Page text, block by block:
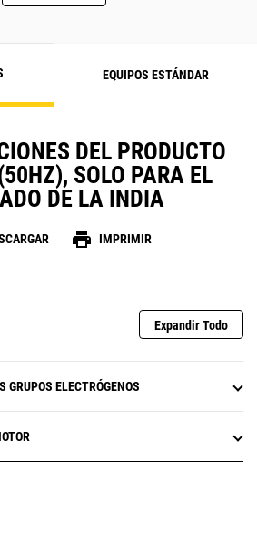
EQUIPOS ESTÁNDAR
DEL PRODUCTO
SOLO PARA EL
DE LA INDIA
print IMPRIMIR
Expandir Todo
GRUPOS ELECTRÓGENOS